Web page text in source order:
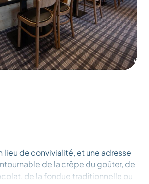
lieu de convivialité, et une adresse
de la crêpe du goûter, de
de la fondue traditionnelle ou